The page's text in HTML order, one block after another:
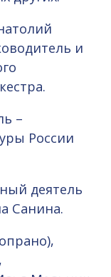
и
–
России
деятель
Санина.